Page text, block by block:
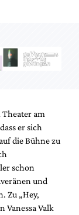
am
er sich
die Bühne zu
schon
und
Zu „Hey,
Vanessa Valk